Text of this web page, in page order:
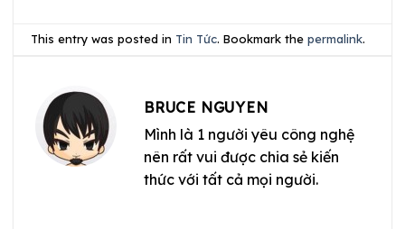
This entry was posted in Tin Tức. Bookmark thepermalink.
BRUCE NGUYEN
Mình là 1 người yêu công nghệ
nên rất vui được chia sẻ kiến
thức với tất cả mọi người.